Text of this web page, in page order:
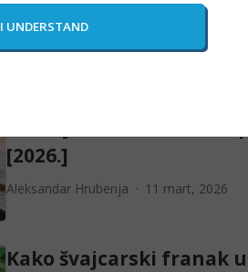
Porezi na
u Srbiji: Šta su i kako ih
[2026.]
Aleksandar Hrubenja 11 mart, 2026
Kako švajcarski franak